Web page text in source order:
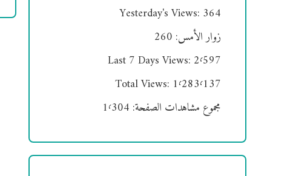
Yesterday's Views: 364
زوار الأمس: 260
Last 7 Days Views: 2٬597
Total Views: 1٬283٬137
مجموع مشاهدات الصفحة: 1٬304